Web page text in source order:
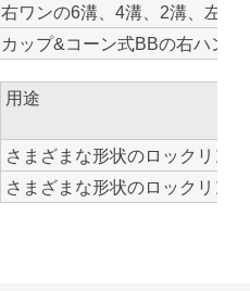
右ワンの6溝、4溝、2溝、左ワ
カップ&コーン式BBの右ハン
用途
さまざまな形状のロックリン
さまざまな形状のロックリン